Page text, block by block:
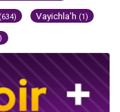
(634) Vayichla'h (1)